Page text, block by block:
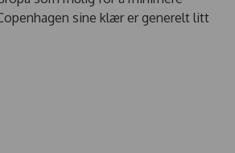
sine klær er generelt litt